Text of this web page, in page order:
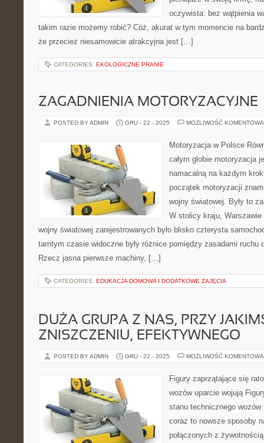
oczywista: bez wątpienia
takim razie możemy robić? Cóż, akurat w tym momencie na
że przecież niesamowicie atrakcyjna jest […]
CATEGORIES: EKOLOGICZNE PRANIE
ZAGADNIENIA MOTORYZACYJNE
POSTED BY ADMIN GRU - 22 - 2025 MOŻLIWOŚĆ
Motoryzacja w Polsce
całym globie motoryzacja
namacalną na każdym
początek motoryzacji
wojny światowej. Były to
W stolicy kraju,
wojny światowej zarejestrowanych było blisko czterysta
tamtym czasie widoczne były różnice pomiędzy zasadami ruchu
Rzecz jasna pierwsze machiny, […]
CATEGORIES: EDUKACJA DOMOWA I DODATKOWE ZAJĘCIA
DUŻA GRUPA Z NAS, PRZY
ZNISZCZENIU, EFEKTYWNEGO
POSTED BY ADMIN GRU - 22 - 2025 MOŻLIWOŚĆ
Figury zaprzątające się
wozów uparcie wojują
stanu technicznego wozów
coraz to nowsze sposoby
połączonych z